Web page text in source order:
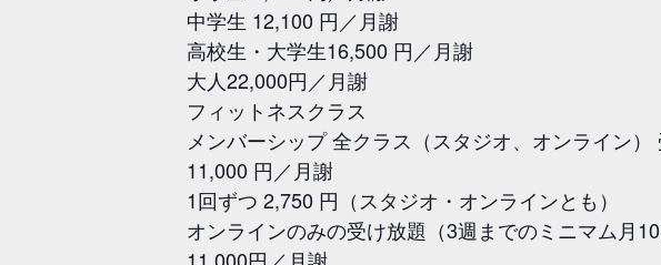
中学生 12,100 円／月謝
高校生・大学生16,500 円／月謝
大人22,000円／月謝
フィットネスクラス
メンバーシップ 全クラス（スタジオ、オンライン）
11,000 円／月謝
1回ずつ 2,750 円（スタジオ・オンラインとも）
オンラインのみの受け放題（3週までのミニマム月10
11,000円／月謝